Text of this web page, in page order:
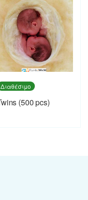
Διαθέσιμο
(500 pcs)